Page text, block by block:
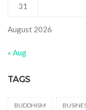
August 2026
31
« Aug
TAGS
BUDDHISM